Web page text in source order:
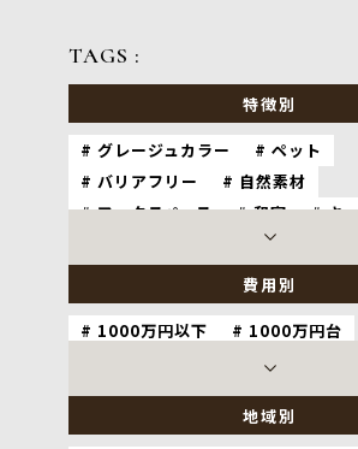
TAGS :
特徴別
グレージュカラー
ペット
バリアフリー
自然素材
ワークスペース
和室
キ
ホテルライク
費用別
1000万円以下
1000万円台
3000万円以上
地域別